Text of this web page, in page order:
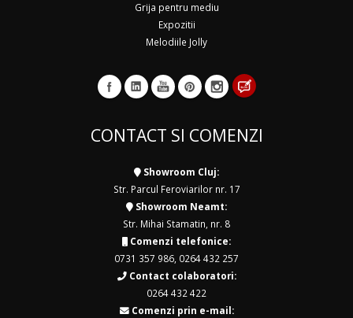
Grija pentru mediu
Expozitii
Melodiile Jolly
CONTACT SI COMENZI
Showroom Cluj:
Str. Parcul Feroviarilor nr. 17
Showroom Neamt:
Str. Mihai Stamatin, nr. 8
Comenzi telefonice:
0731 357 986 0264 432 257
Contact colaboratori:
0264 432 422
Comenzi prin e-mail: